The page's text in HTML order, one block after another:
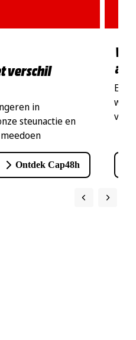
verschil
in
steunactie en
Ontdek Cap48h
Een